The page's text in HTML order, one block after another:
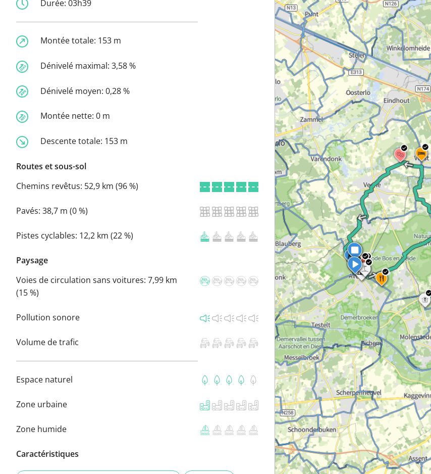
Durée: 03h39
Montée totale: 153 m
Dénivelé maximal: 3,58 %
Dénivelé moyen: 0,28 %
Montée nette: 0 m
Descente totale: 153 m
Routes et sous-sol
Chemins revêtus: 52,9 km (96 %)
Pavés: 38,7 m (0 %)
Pistes cyclables: 12,2 km (22 %)
Paysage
Voies de circulation sans voitures: 7,99 km
(15 %)
Pollution sonore
Volume de trafic
Espace naturel
Zone urbaine
Zone humide
Caractéristiques